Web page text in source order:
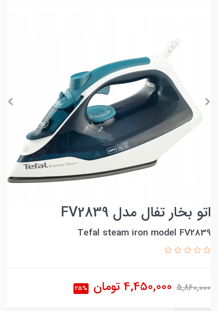
اتو بخار تفال مدل FV2839
Tefal steam iron model FV2839
5,860,000
4,450,000 تومان 25%